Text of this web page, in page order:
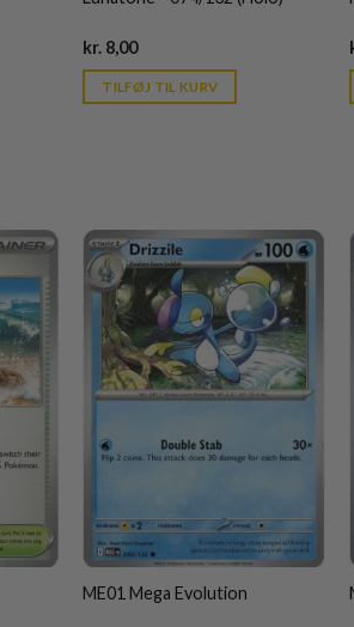
kr. 8,00Current
is:
kr. 39,95.
TILFØJ TIL KURV
ME01 Mega Evolution